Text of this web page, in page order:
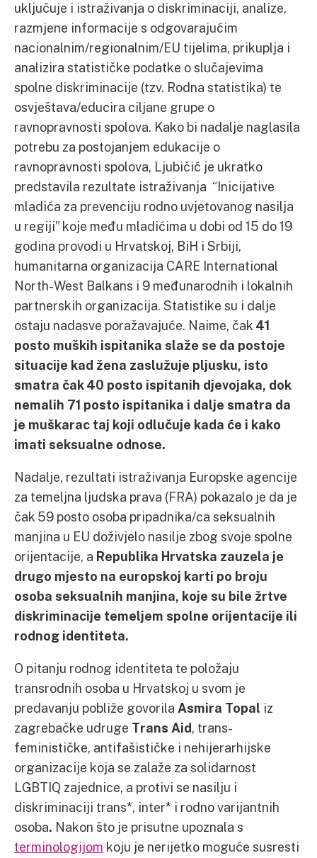
uključuje i istraživanja o diskriminaciji, analize,
razmjene informacije s odgovarajućim
nacionalnim/regionalnim/EU tijelima, prikuplja i
analizira statističke podatke o slučajevima
spolne diskriminacije (tzv. Rodna statistika) te
osvještava/educira ciljane grupe o
ravnopravnosti spolova. Kako bi nadalje naglasila
potrebu za postojanjem edukacije o
ravnopravnosti spolova, Ljubičić je ukratko
predstavila rezultate istraživanja “Inicijative
mladića za prevenciju rodno uvjetovanog nasilja
u regiji” koje među mladićima u dobi od 15 do 19
godina provodi u Hrvatskoj, BiH i Srbiji,
humanitarna organizacija CARE International
North-West Balkans i 9 međunarodnih i lokalnih
partnerskih organizacija. Statistike su i dalje
ostaju nadasve poražavajuće. Naime, čak 41
posto muških ispitanika slaže se da postoje
situacije kad žena zaslužuje pljusku, isto
smatra čak 40 posto ispitanih djevojaka, dok
nemalih 71 posto ispitanika i dalje smatra da
je muškarac taj koji odlučuje kada će i kako
imati seksualne odnose.
Nadalje, rezultati istraživanja Europske agencije
za temeljna ljudska prava (FRA) pokazalo je da je
čak 59 posto osoba pripadnika/ca seksualnih
manjina u EU doživjelo nasilje zbog svoje spolne
orijentacije, a Republika Hrvatska zauzela je
drugo mjesto na europskoj karti po broju
osoba seksualnih manjina, koje su bile žrtve
diskriminacije temeljem spolne orijentacije ili
rodnog identiteta.
O pitanju rodnog identiteta te položaju
transrodnih osoba u Hrvatskoj u svom je
predavanju pobliže govorila Asmira Topal iz
zagrebačke udruge Trans Aid, trans-
feminističke, antifašističke i nehijerarhijske
organizacije koja se zalaže za solidarnost
LGBTIQ zajednice, a protivi se nasilju i
diskriminaciji trans*, inter* i rodno varijantnih
osoba. Nakon što je prisutne upoznala s
terminologijom koju je nerijetko moguće susresti